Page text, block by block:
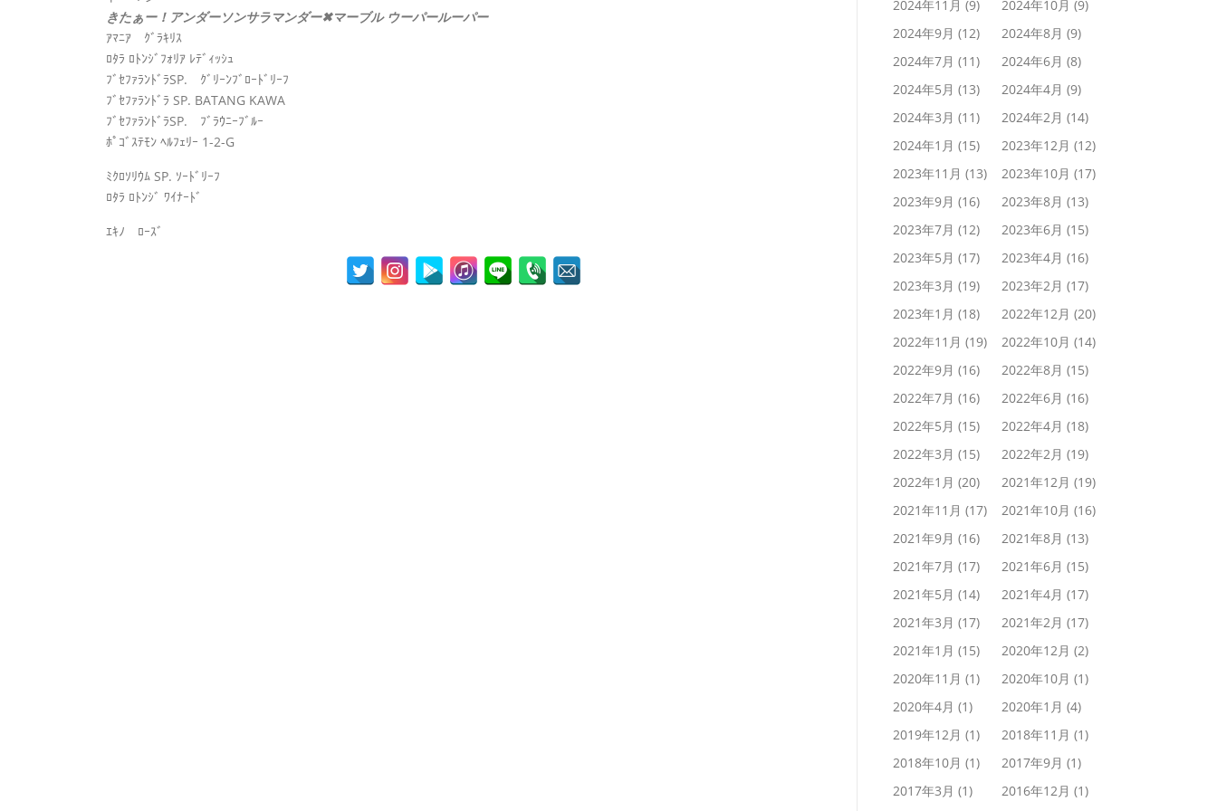
きたぁー！ アンダーソンサラマンダー✖︎マーブル ウーパールーパー
ｱﾏﾆｱ ｸﾞﾗｷﾘｽ
ﾛﾀﾗ ﾛﾄﾝｼﾞﾌｫﾘｱ ﾚﾃﾞｨｯｼｭ
ﾌﾞｾﾌｧﾗﾝﾄﾞﾗSP. ｸﾞﾘｰﾝﾌﾞﾛｰﾄﾞﾘｰﾌ
ﾌﾞｾﾌｧﾗﾝﾄﾞﾗ SP. BATANG KAWA
ﾌﾞｾﾌｧﾗﾝﾄﾞﾗSP. ﾌﾞﾗｳﾆｰﾌﾞﾙｰ
ﾎﾟｺﾞｽﾃﾓﾝ ﾍﾙﾌｪﾘｰ 1-2-G
ﾐｸﾛｿﾘｳﾑ SP. ｿｰﾄﾞﾘｰﾌ
ﾛﾀﾗ ﾛﾄﾝｼﾞ ﾜｲﾅｰﾄﾞ
ｴｷﾉ ﾛｰｽﾞ
2024年11月 (9) 2024年10月 (9)
2024年9月 (12) 2024年8月 (9)
2024年7月 (11) 2024年6月 (8)
2024年5月 (13) 2024年4月 (9)
2024年3月 (11) 2024年2月 (14)
2024年1月 (15) 2023年12月 (12)
2023年11月 (13) 2023年10月 (17)
2023年9月 (16) 2023年8月 (13)
2023年7月 (12) 2023年6月 (15)
2023年5月 (17) 2023年4月 (16)
2023年3月 (19) 2023年2月 (17)
2023年1月 (18) 2022年12月 (20)
2022年11月 (19) 2022年10月 (14)
2022年9月 (16) 2022年8月 (15)
2022年7月 (16) 2022年6月 (16)
2022年5月 (15) 2022年4月 (18)
2022年3月 (15) 2022年2月 (19)
2022年1月 (20) 2021年12月 (19)
2021年11月 (17) 2021年10月 (16)
2021年9月 (16) 2021年8月 (13)
2021年7月 (17) 2021年6月 (15)
2021年5月 (14) 2021年4月 (17)
2021年3月 (17) 2021年2月 (17)
2021年1月 (15) 2020年12月 (2)
2020年11月 (1) 2020年10月 (1)
2020年4月 (1) 2020年1月 (4)
2019年12月 (1) 2018年11月 (1)
2018年10月 (1) 2017年9月 (1)
2017年3月 (1) 2016年12月 (1)